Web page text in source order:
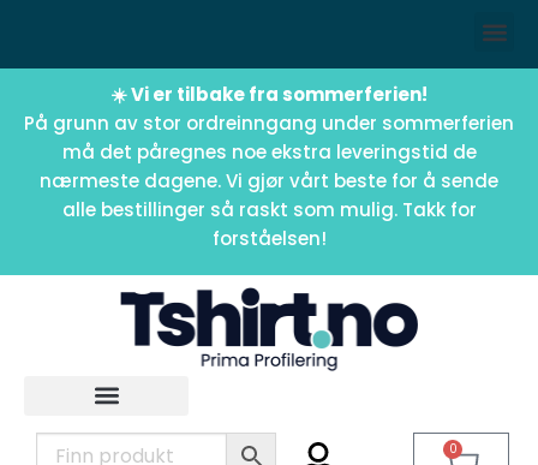
☀️ Vi er tilbake fra sommerferien!
På grunn av stor ordreinngang under sommerferien
må det påregnes noe ekstra leveringstid de
nærmeste dagene. Vi gjør vårt beste for å sende
alle bestillinger så raskt som mulig. Takk for
forståelsen!
0